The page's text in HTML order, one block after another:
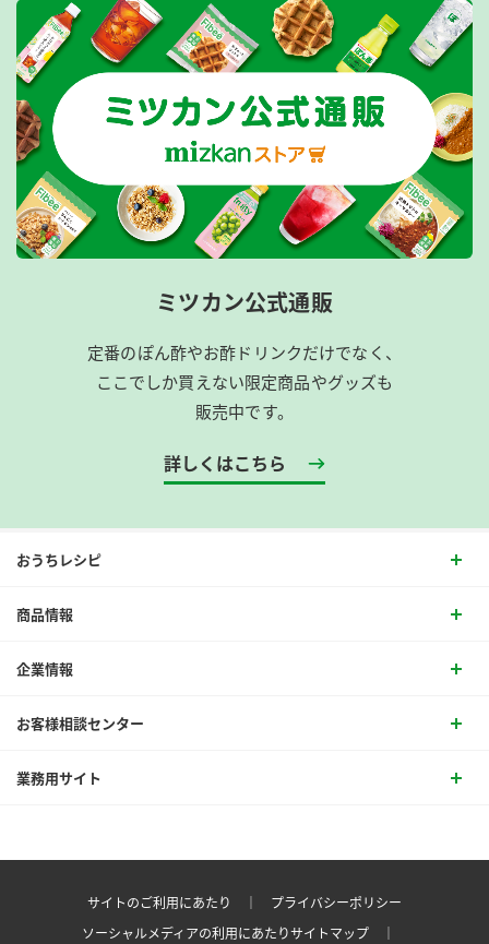
ミツカン公式通販
定番のぽん酢やお酢ドリンクだけでなく、
ここでしか買えない限定商品やグッズも
販売中です。
詳しくはこちら
おうちレシピ
商品情報
企業情報
お客様相談センター
業務用サイト
サイトのご利用にあたり ｜ プライバシーポリシー
ソーシャルメディアの利用にあたりサイトマップ ｜